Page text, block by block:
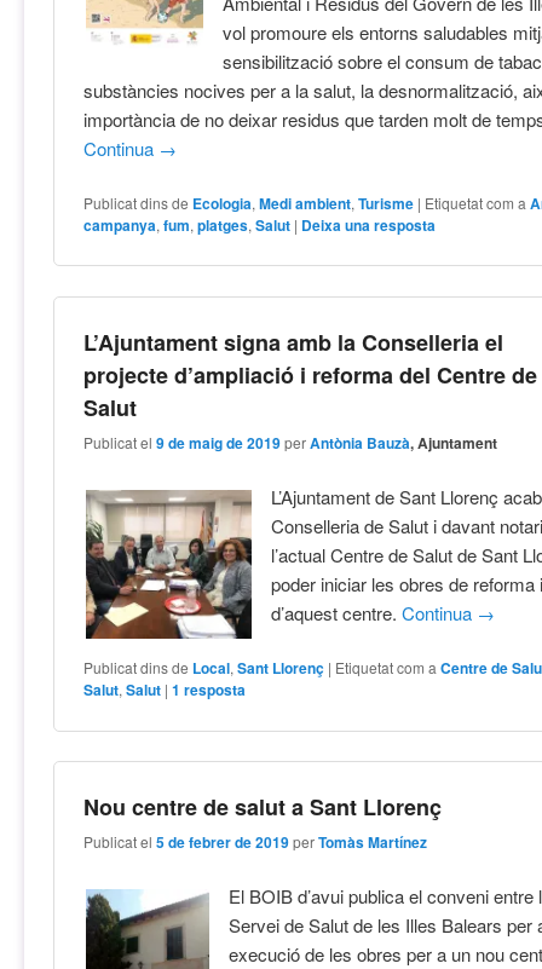
vol promoure els entorns saludables
sensibilització sobre el consum de
substàncies nocives per a la salut, la desnormalització,
importància de no deixar residus que tarden molt de
Continua →
Publicat dins de Ecologia,Medi ambient,Turisme | Etiquetat com a
campanya,fum,platges,Salut | Deixa una resposta
L’Ajuntament signa amb la Conselleria el
projecte d’ampliació i reforma del Centre de
Salut
Publicat el9 de maig de 2019 perAntònia Bauzà, Ajuntament
L’Ajuntament de Sant Llorenç
Conselleria de Salut i davant
l’actual Centre de Salut de Sant
poder iniciar les obres de reforma
d’aquest centre.Continua →
Publicat dins de Local,Sant Llorenç | Etiquetat com a Centre de
Salut,Salut |1 resposta
Nou centre de salut a Sant Llorenç
Publicat el5 de febrer de 2019 perTomàs Martínez
El BOIB d’avui publica el conveni entre
Servei de Salut de les Illes Balears per
execució de les obres per a un nou